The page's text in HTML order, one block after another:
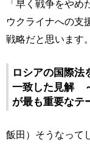
「早く戦争をやめ
ウクライナへの支
戦略だと思います。
ロシアの国際法
一致した見解
が最も重要なテ
飯田）そうなって